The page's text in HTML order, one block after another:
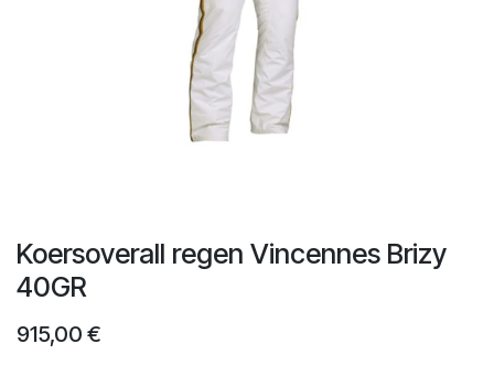
Koersoverall regen Vincennes Brizy
40GR
915,00 €